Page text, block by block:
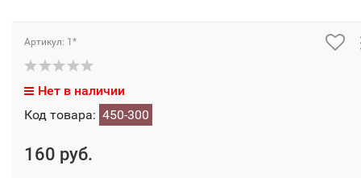
Артикул: 1*
Нет в наличии
Код товара: 450-300
160 руб.